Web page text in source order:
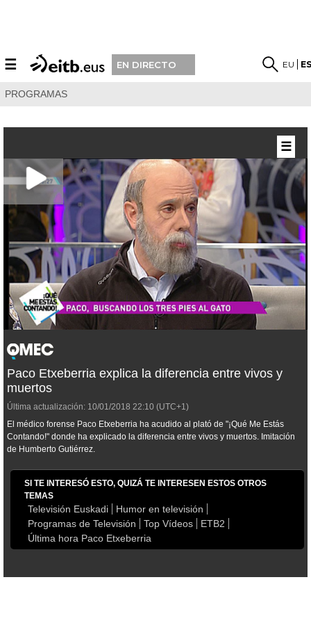
☰ EN DIRECTO EU
PROGRAMAS
Paco Etxeberria explica la diferencia entre vivos y
muertos
Última actualización: 10/01/2018 22:10 (UTC+1)
El médico forense Paco Etxeberria ha acudido al plató de "¡Qué Me Estás
Contando!" donde ha explicado la diferencia entre vivos y muertos. Imitación
de Humberto Gutiérrez.
SI TE INTERESÓ ESTO, QUIZÁ TE INTERESEN ESTOS OTROS
TEMAS
Televisión Euskadi
Humor en televisión
Programas de Televisión
Top Vídeos
ETB2
Última hora Paco Etxeberria
☰